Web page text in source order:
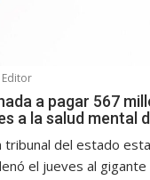
Editor
a pagar 567
a la salud mental
tribunal del estado
el jueves al gigante